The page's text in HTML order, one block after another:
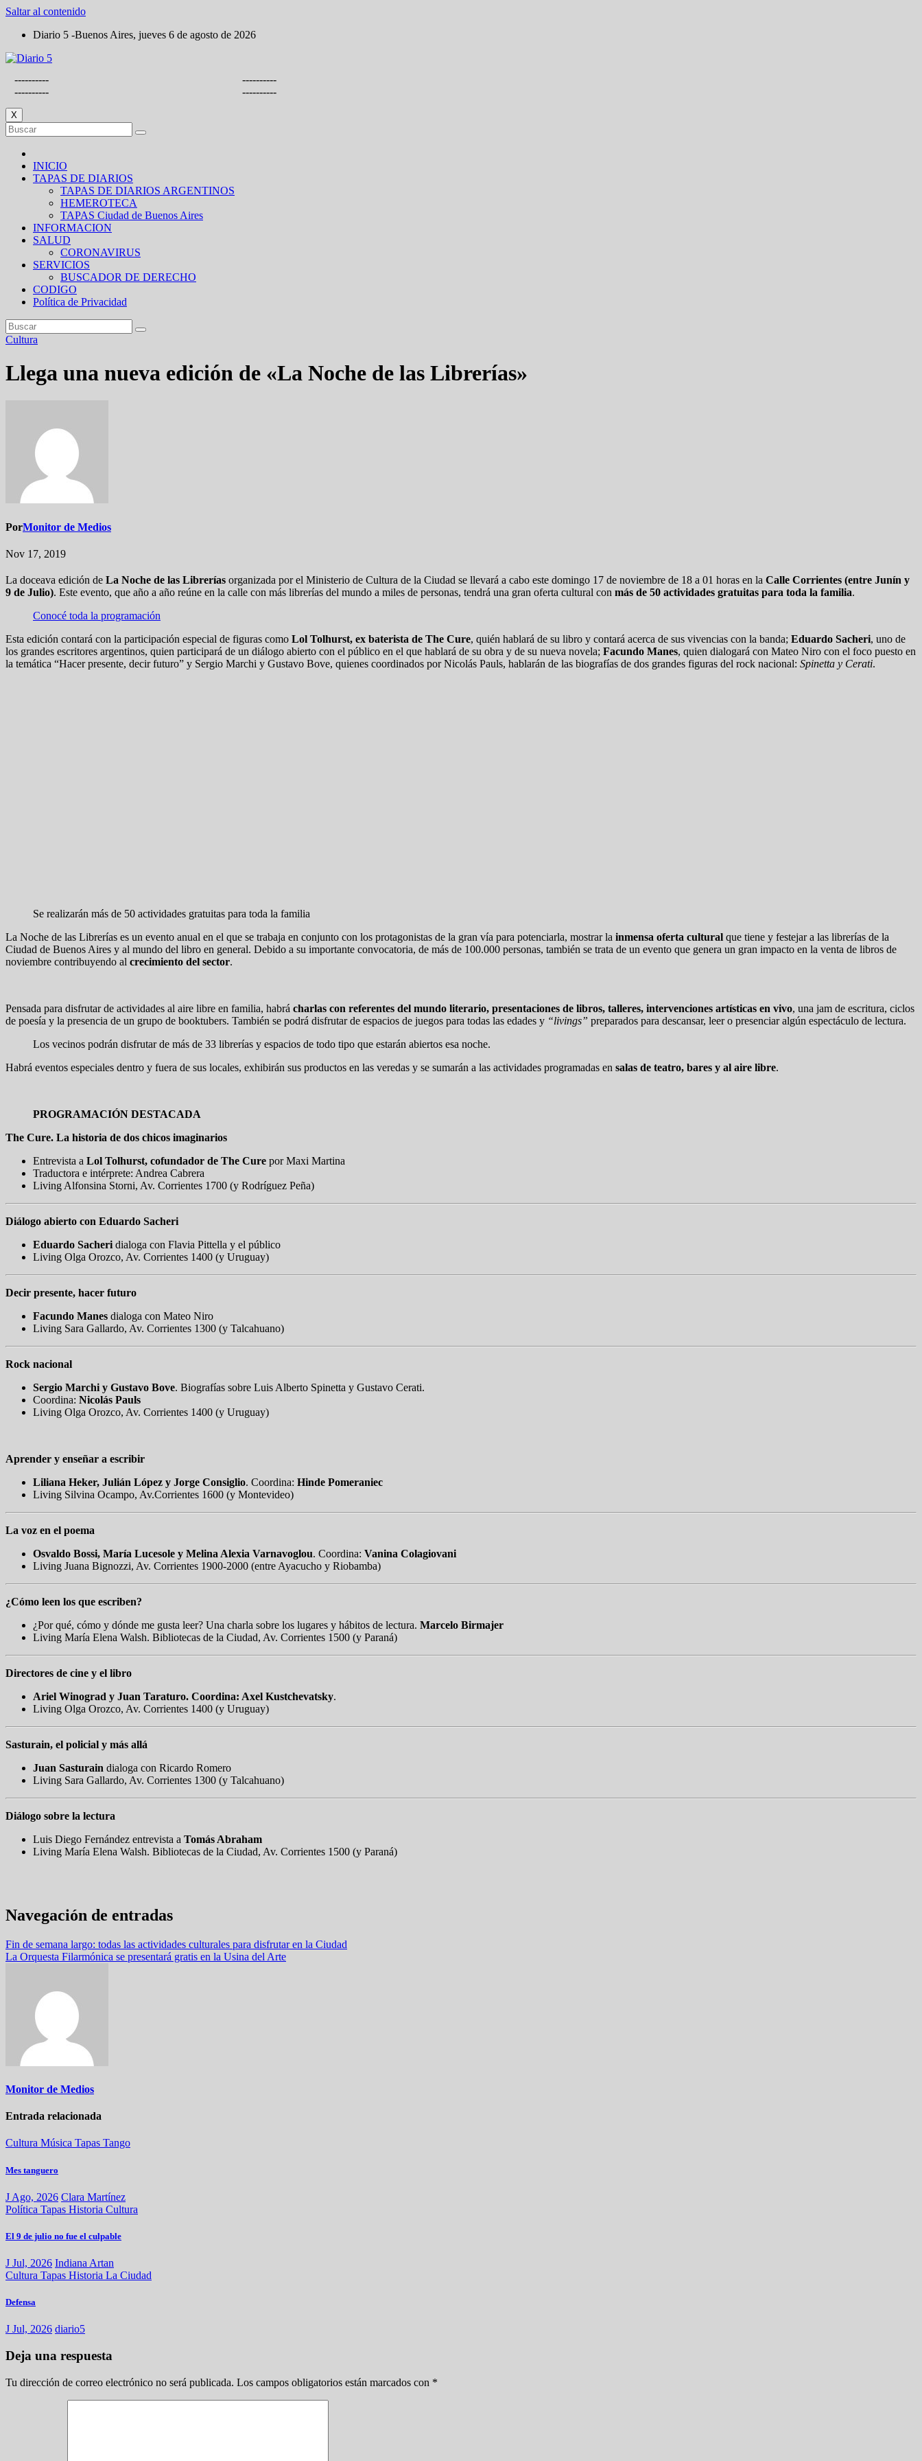
Saltar al contenido
Diario 5 -Buenos Aires, jueves 6 de agosto de 2026
----------
----------
----------
----------
X
INICIO
TAPAS DE DIARIOS
TAPAS DE DIARIOS ARGENTINOS
HEMEROTECA
TAPAS Ciudad de Buenos Aires
INFORMACION
SALUD
CORONAVIRUS
SERVICIOS
BUSCADOR DE DERECHO
CODIGO
Política de Privacidad
Cultura
Llega una nueva edición de «La Noche de las Librerías»
PorMonitor de Medios
Nov 17, 2019
La doceava edición de La Noche de las Librerías organizada por el Ministerio de Cultura de la Ciudad se llevará a cabo este domingo 17 de noviembre de 18 a 01 horas en la Calle Corrientes (entre Junín y
9 de Julio). Este evento, que año a año reúne en la calle con más librerías del mundo a miles de personas, tendrá una gran oferta cultural con más de 50 actividades gratuitas para toda la familia.
Conocé toda la programación
Esta edición contará con la participación especial de figuras como Lol Tolhurst, ex baterista de The Cure, quién hablará de su libro y contará acerca de sus vivencias con la banda; Eduardo Sacheri, uno de
los grandes escritores argentinos, quien participará de un diálogo abierto con el público en el que hablará de su obra y de su nueva novela; Facundo Manes, quien dialogará con Mateo Niro con el foco puesto en
la temática “Hacer presente, decir futuro” y Sergio Marchi y Gustavo Bove, quienes coordinados por Nicolás Pauls, hablarán de las biografías de dos grandes figuras del rock nacional: Spinetta y Cerati.
Se realizarán más de 50 actividades gratuitas para toda la familia
La Noche de las Librerías es un evento anual en el que se trabaja en conjunto con los protagonistas de la gran vía para potenciarla, mostrar la inmensa oferta cultural que tiene y festejar a las librerías de la
Ciudad de Buenos Aires y al mundo del libro en general. Debido a su importante convocatoria, de más de 100.000 personas, también se trata de un evento que genera un gran impacto en la venta de libros de
noviembre contribuyendo al crecimiento del sector.
Pensada para disfrutar de actividades al aire libre en familia, habrá charlas con referentes del mundo literario, presentaciones de libros, talleres, intervenciones artísticas en vivo, una jam de escritura, ciclos
de poesía y la presencia de un grupo de booktubers. También se podrá disfrutar de espacios de juegos para todas las edades y “livings” preparados para descansar, leer o presenciar algún espectáculo de lectura.
Los vecinos podrán disfrutar de más de 33 librerías y espacios de todo tipo que estarán abiertos esa noche.
Habrá eventos especiales dentro y fuera de sus locales, exhibirán sus productos en las veredas y se sumarán a las actividades programadas en salas de teatro, bares y al aire libre.
PROGRAMACIÓN DESTACADA
The Cure. La historia de dos chicos imaginarios
Entrevista a Lol Tolhurst, cofundador de The Cure por Maxi Martina
Traductora e intérprete: Andrea Cabrera
Living Alfonsina Storni, Av. Corrientes 1700 (y Rodríguez Peña)
Diálogo abierto con Eduardo Sacheri
Eduardo Sacheri dialoga con Flavia Pittella y el público
Living Olga Orozco, Av. Corrientes 1400 (y Uruguay)
Decir presente, hacer futuro
Facundo Manes dialoga con Mateo Niro
Living Sara Gallardo, Av. Corrientes 1300 (y Talcahuano)
Rock nacional
Sergio Marchi y Gustavo Bove. Biografías sobre Luis Alberto Spinetta y Gustavo Cerati.
Coordina: Nicolás Pauls
Living Olga Orozco, Av. Corrientes 1400 (y Uruguay)
Aprender y enseñar a escribir
Liliana Heker, Julián López y Jorge Consiglio. Coordina: Hinde Pomeraniec
Living Silvina Ocampo, Av.Corrientes 1600 (y Montevideo)
La voz en el poema
Osvaldo Bossi, María Lucesole y Melina Alexia Varnavoglou. Coordina: Vanina Colagiovani
Living Juana Bignozzi, Av. Corrientes 1900-2000 (entre Ayacucho y Riobamba)
¿Cómo leen los que escriben?
¿Por qué, cómo y dónde me gusta leer? Una charla sobre los lugares y hábitos de lectura. Marcelo Birmajer
Living María Elena Walsh. Bibliotecas de la Ciudad, Av. Corrientes 1500 (y Paraná)
Directores de cine y el libro
Ariel Winograd y Juan Taraturo. Coordina: Axel Kustchevatsky.
Living Olga Orozco, Av. Corrientes 1400 (y Uruguay)
Sasturain, el policial y más allá
Juan Sasturain dialoga con Ricardo Romero
Living Sara Gallardo, Av. Corrientes 1300 (y Talcahuano)
Diálogo sobre la lectura
Luis Diego Fernández entrevista a Tomás Abraham
Living María Elena Walsh. Bibliotecas de la Ciudad, Av. Corrientes 1500 (y Paraná)
Navegación de entradas
Fin de semana largo: todas las actividades culturales para disfrutar en la Ciudad
La Orquesta Filarmónica se presentará gratis en la Usina del Arte
Monitor de Medios
Entrada relacionada
Cultura Música Tapas Tango
Mes tanguero
J Ago, 2026 Clara Martínez
Política Tapas Historia Cultura
El 9 de julio no fue el culpable
J Jul, 2026 Indiana Artan
Cultura Tapas Historia La Ciudad
Defensa
J Jul, 2026 diario5
Deja una respuesta
Tu dirección de correo electrónico no será publicada. Los campos obligatorios están marcados con *